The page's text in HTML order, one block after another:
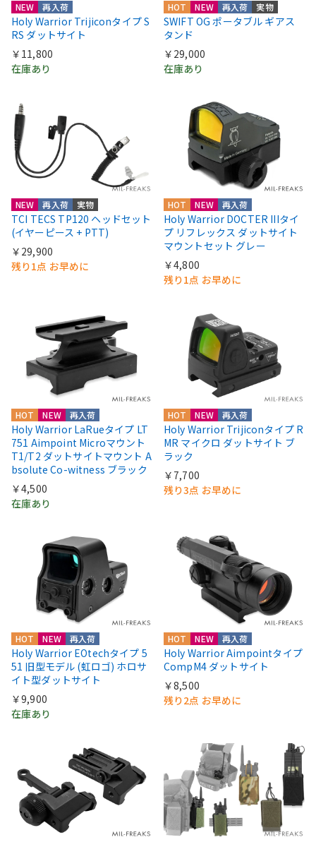
NEW 再入荷
Holy Warrior Trijiconタイプ S
RS ダットサイト
￥11,800
在庫あり
HOT NEW 再入荷 実物
SWIFT OG ポータブル ギアス
タンド
￥29,000
在庫あり
NEW 再入荷 実物
TCI TECS TP120 ヘッドセット
(イヤーピース + PTT)
￥29,900
残り1点 お早めに
HOT NEW 再入荷
Holy Warrior DOCTER IIIタイ
プ リフレックス ダットサイト
マウントセット グレー
￥4,800
残り1点 お早めに
HOT NEW 再入荷
Holy Warrior LaRueタイプ LT
751 Aimpoint Microマウント
T1/T2 ダットサイトマウント A
bsolute Co-witness ブラック
￥4,500
在庫あり
HOT NEW 再入荷
Holy Warrior Trijiconタイプ R
MR マイクロ ダットサイト ブ
ラック
￥7,700
残り3点 お早めに
HOT NEW 再入荷
Holy Warrior EOtechタイプ 5
51 旧型モデル (虹ロゴ) ホロサ
イト型ダットサイト
￥9,900
在庫あり
HOT NEW 再入荷
Holy Warrior Aimpointタイプ
CompM4 ダットサイト
￥8,500
残り2点 お早めに